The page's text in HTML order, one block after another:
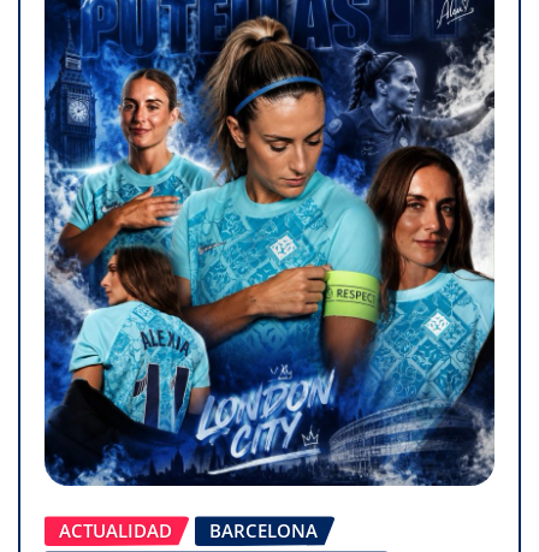
ACTUALIDAD
BARCELONA